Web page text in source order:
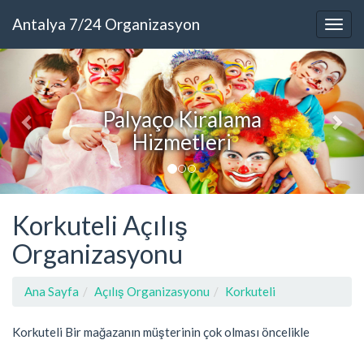
Antalya 7/24 Organizasyon
Kiralama
Korkuteli Açılış
Organizasyonu
Ana Sayfa Açılış Organizasyonu Korkuteli
Korkuteli Bir mağazanın müşterinin çok olması öncelikle